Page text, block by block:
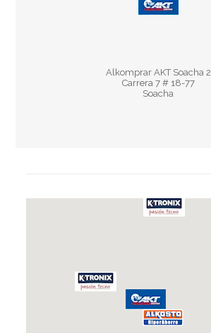
Alkomprar AKT Soacha 2
Carrera 7 # 18-77
Soacha
Lun - Vie 8:30 am - 5:30 pm
Sáb 9:30 am - 3:30 pm